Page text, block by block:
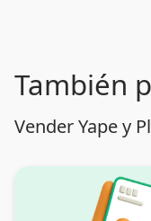
También
Vender Yape y